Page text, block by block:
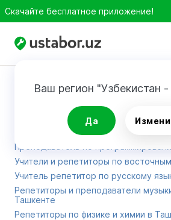
Скачайте бесплатное приложение!
Ваш регион "Узбекистан
Да
Карта сайта
Репетитор учитель английского
Репетиторы по математике в
Преподаватель по
Учители и репетиторы по
Учитель репетитор по русскому
Репетиторы и преподаватели
Ташкенте
Репетиторы по физике и химии в